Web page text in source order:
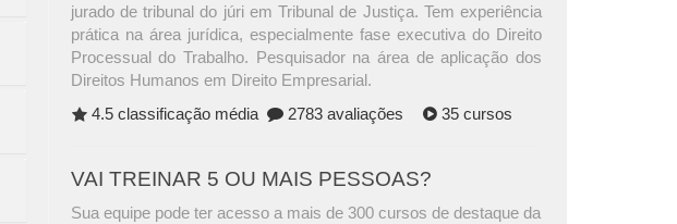
jurado de tribunal do júri em Tribunal de Justiça. Tem experiência
prática na área jurídica, especialmente fase executiva do Direito
Processual do Trabalho. Pesquisador na área de aplicação dos
Direitos Humanos em Direito Empresarial.
4.5 classificação média
2783 avaliações 35 cursos
VAI TREINAR 5 OU MAIS PESSOAS?
Sua equipe pode ter acesso a mais de 300 cursos de destaque da